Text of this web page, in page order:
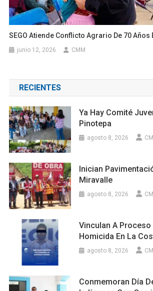
SEGO Atiende Conflicto Agrario De 70 Años
junio 12, 2026 CMM
RECIENTES
Ya Hay Comité
Pinotepa
agosto 8, 2026
Inician
Miravalle
agosto 8, 2026
Vinculan A Proceso
Homicida En La
agosto 8, 2026
Conmemoran Día